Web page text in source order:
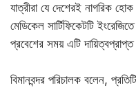
যাত্রীরা যে দেশেরই নাগরিক
মেডিকেল সার্টিফিকেটটি
প্রবেশের সময় এটি
বিমানবন্দর পরিচালক বলেন,